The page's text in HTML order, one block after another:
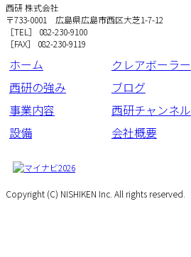
西研 株式会社
〒733-0001 広島県広島市西区大芝1-7-12
［TEL］ 082-230-9100
［FAX］ 082-230-9119
ホーム
西研の強み
事業内容
設備
クレアボーラー
ブログ
西研チャンネル
会社概要
Copyright (C) NISHIKEN Inc. All rights reserved.